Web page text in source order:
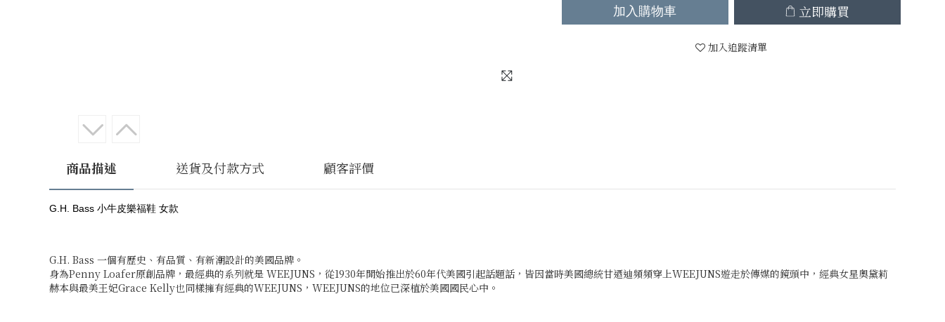
加入購物車 立即購買
加入追蹤清單
商品描述 送貨及付款方式 顧客評價
G.H. Bass 小牛皮樂福鞋 女款
G.H. Bass 一個有歷史、有品質、有新潮設計的美國品牌。
身為Penny Loafer原創品牌，最經典的系列就是 WEEJUNS，從1930年開始推出於60年代美國引起話題話，皆因當時美國總統甘迺迪頻頻穿上WEEJUNS遊走於傳媒的鏡頭中，經典女星奧黛莉
赫本與最美王妃Grace Kelly也同樣擁有經典的WEEJUNS，WEEJUNS的地位已深植於美國國民心中。